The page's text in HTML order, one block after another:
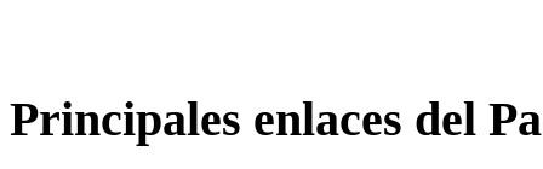
Principales enlaces del